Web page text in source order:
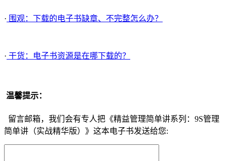
· 围观：下载的电子书缺章、不完整怎么办？
· 干货：电子书资源是在哪下载的？
温馨提示：
留言邮箱，我们会有专人把《精益管理简单讲系列：9S管理
简单讲（实战精华版）》这本电子书发送给您: